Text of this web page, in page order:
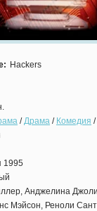
Hackers
/Драма / Комедия /
1995
Анджелина
Мэйсон, Реноли